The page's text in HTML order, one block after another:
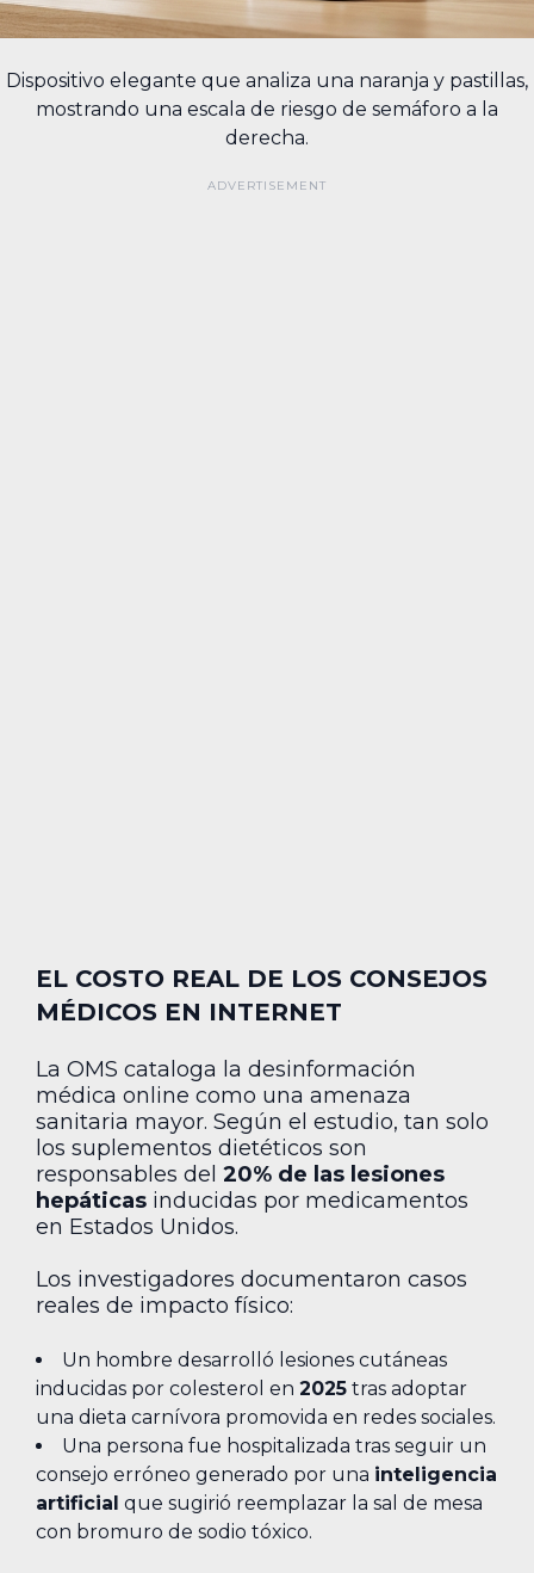
Dispositivo elegante que analiza una naranja y pastillas,
mostrando una escala de riesgo de semáforo a la
derecha.
EL COSTO REAL DE LOS CONSEJOS
MÉDICOS EN INTERNET
La OMS cataloga la desinformación
médica online como una amenaza
sanitaria mayor. Según el estudio, tan solo
los suplementos dietéticos son
responsables del 20% de las lesiones
hepáticas inducidas por medicamentos
en Estados Unidos.
Los investigadores documentaron casos
reales de impacto físico:
Un hombre desarrolló lesiones cutáneas
inducidas por colesterol en 2025 tras adoptar
una dieta carnívora promovida en redes sociales.
Una persona fue hospitalizada tras seguir un
consejo erróneo generado por una inteligencia
artificial que sugirió reemplazar la sal de mesa
con bromuro de sodio tóxico.